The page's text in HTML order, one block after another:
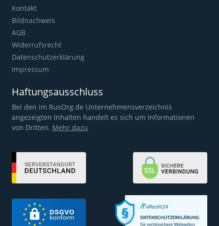
Kontakt
Bildnachweis
AGB
Widerrufsrecht
Datenschutzerklärung
Impressum
Haftungsausschluss
Bei den im RusOrg.de Unternehmensverzeichnis
angezeigten Inhalten handelt es sich um Informationen
von Dritten. Mehr dazu